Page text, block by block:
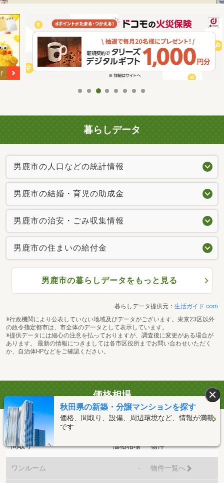
暮らしデータ
男鹿市の人口などの統計情報
男鹿市の結婚・育児の助成金
男鹿市の治安・ごみ収集情報
男鹿市の住まいの給付金
男鹿市の暮らしデータをもっと見る
暮らしデータ提供元： 生活ガイド.com
※行政機関により公表していない地域及びデータがございます。東京23区以外
の政令指定都市は、市全体のデータとして表示しています。
※提供データには細心の注意を払っておりますが、調査後に変更がある場合が
あります。 最新の情報につきましては各市区役所までお問い合わせいただく
か、自治体HPなどをご確認ください。
価格相場
男鹿市の価格相場
間取り 価格相場 物件
ワンルーム - 物件一覧へ
秋田県の新築・分譲マンションを探す
価格、間取り、設備、周辺環境など、情報が満載
です